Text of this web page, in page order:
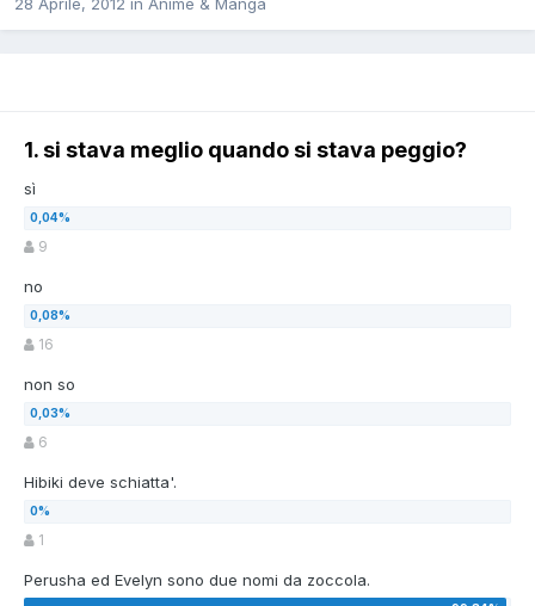
28 Aprile, 2012 in Anime & Manga
1. si stava meglio quando si stava peggio?
sì
9
no
16
non so
6
Hibiki deve schiatta'.
1
Perusha ed Evelyn sono due nomi da zoccola.